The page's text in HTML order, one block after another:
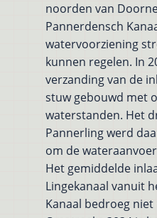
noorden van
Pannerdensch
watervoorziening
kunnen regelen. In
verzanding van de
stuw gebouwd met
waterstanden. Het
Pannerling werd
om de
Het gemiddelde
Lingekanaal vanuit
Kanaal bedroeg niet